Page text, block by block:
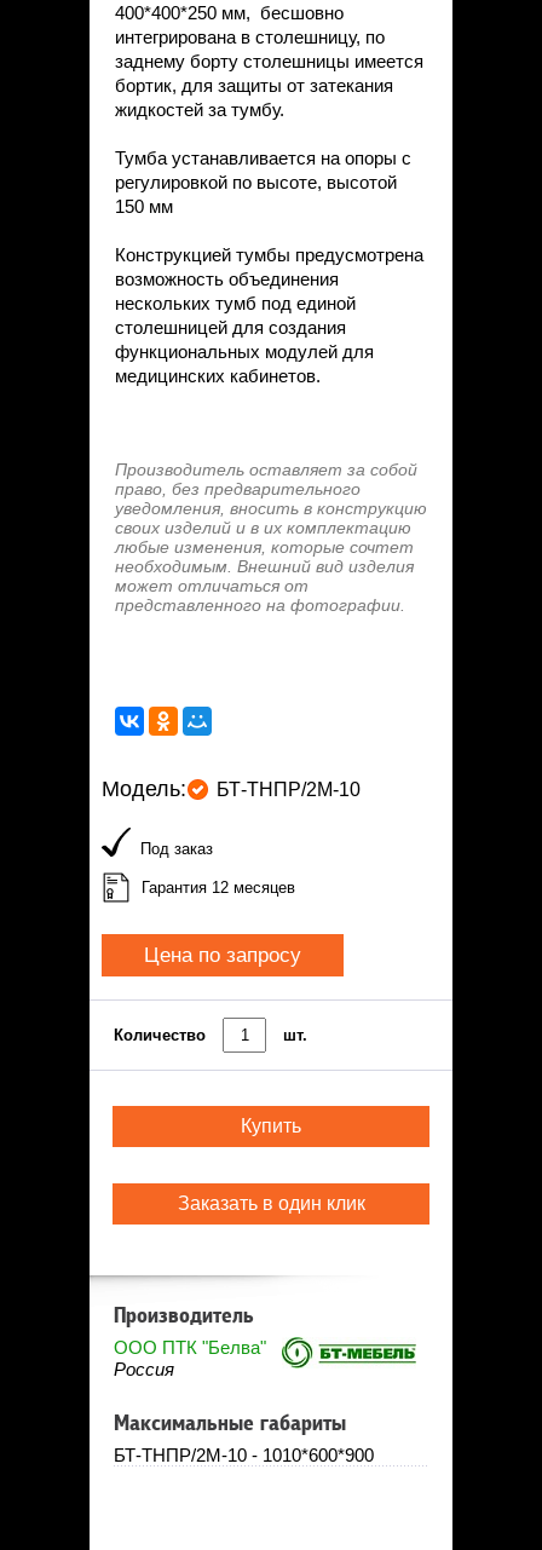
400*400*250 мм, бесшовно
интегрирована в столешницу, по
заднему борту столешницы имеется
бортик, для защиты от затекания
жидкостей за тумбу.
Тумба устанавливается на опоры с
регулировкой по высоте, высотой
150 мм
Конструкцией тумбы предусмотрена
возможность объединения
нескольких тумб под единой
столешницей для создания
функциональных модулей для
медицинских кабинетов.
Производитель оставляет за собой
право, без предварительного
уведомления, вносить в конструкцию
своих изделий и в их комплектацию
любые изменения, которые сочтет
необходимым. Внешний вид изделия
может отличаться от
представленного на фотографии.
Модель: БТ-ТНПР/2М-10
Под заказ
Гарантия 12 месяцев
Цена по запросу
Количество шт.
Купить
Заказать в один клик
Производитель
ООО ПТК "Белва"
Россия
Максимальные габариты
БТ-ТНПР/2М-10 - 1010*600*900